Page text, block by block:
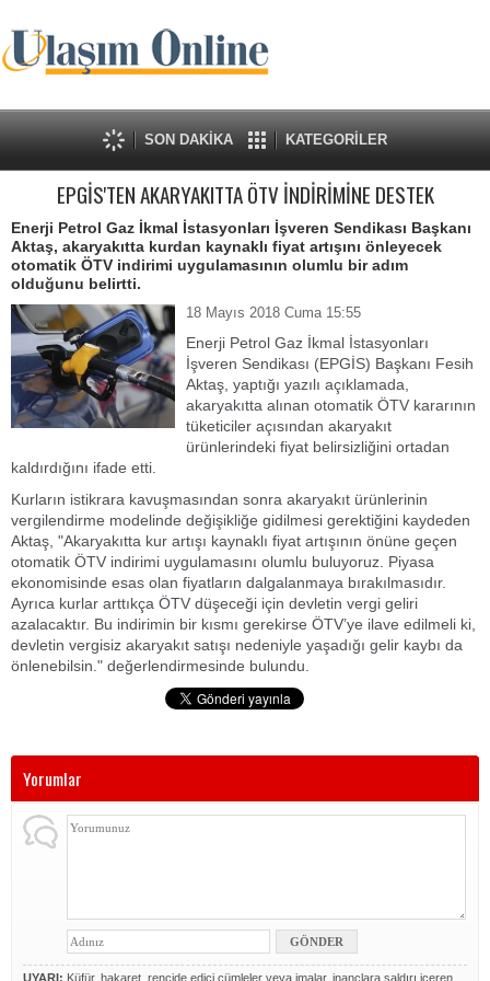
SON DAKİKA KATEGORİLER
EPGİS'TEN AKARYAKITTA ÖTV İNDİRİMİNE DESTEK
Enerji Petrol Gaz İkmal İstasyonları İşveren Sendikası Başkanı
Aktaş, akaryakıtta kurdan kaynaklı fiyat artışını önleyecek
otomatik ÖTV indirimi uygulamasının olumlu bir adım
olduğunu belirtti.
18 Mayıs 2018 Cuma 15:55
Enerji Petrol Gaz İkmal İstasyonları
İşveren Sendikası (EPGİS) Başkanı Fesih
Aktaş, yaptığı yazılı açıklamada,
akaryakıtta alınan otomatik ÖTV kararının
tüketiciler açısından akaryakıt
ürünlerindeki fiyat belirsizliğini ortadan
kaldırdığını ifade etti.
Kurların istikrara kavuşmasından sonra akaryakıt ürünlerinin
vergilendirme modelinde değişikliğe gidilmesi gerektiğini kaydeden
Aktaş, "Akaryakıtta kur artışı kaynaklı fiyat artışının önüne geçen
otomatik ÖTV indirimi uygulamasını olumlu buluyoruz. Piyasa
ekonomisinde esas olan fiyatların dalgalanmaya bırakılmasıdır.
Ayrıca kurlar arttıkça ÖTV düşeceği için devletin vergi geliri
azalacaktır. Bu indirimin bir kısmı gerekirse ÖTV’ye ilave edilmeli ki,
devletin vergisiz akaryakıt satışı nedeniyle yaşadığı gelir kaybı da
önlenebilsin." değerlendirmesinde bulundu.
Yorumlar
UYARI: Küfür, hakaret, rencide edici cümleler veya imalar, inançlara saldırı içeren,